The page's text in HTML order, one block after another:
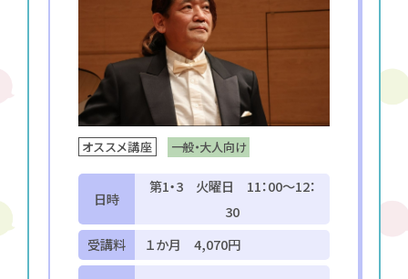
オススメ講座 一般・大人向け
日時
第1・3 火曜日 11：00～12：
30
受講料
１か月 4,070円